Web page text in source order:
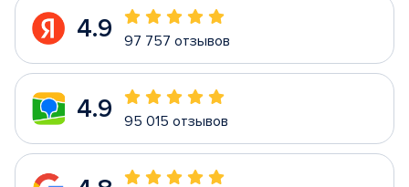
4.9 97 757 отзывов
4.9 95 015 отзывов